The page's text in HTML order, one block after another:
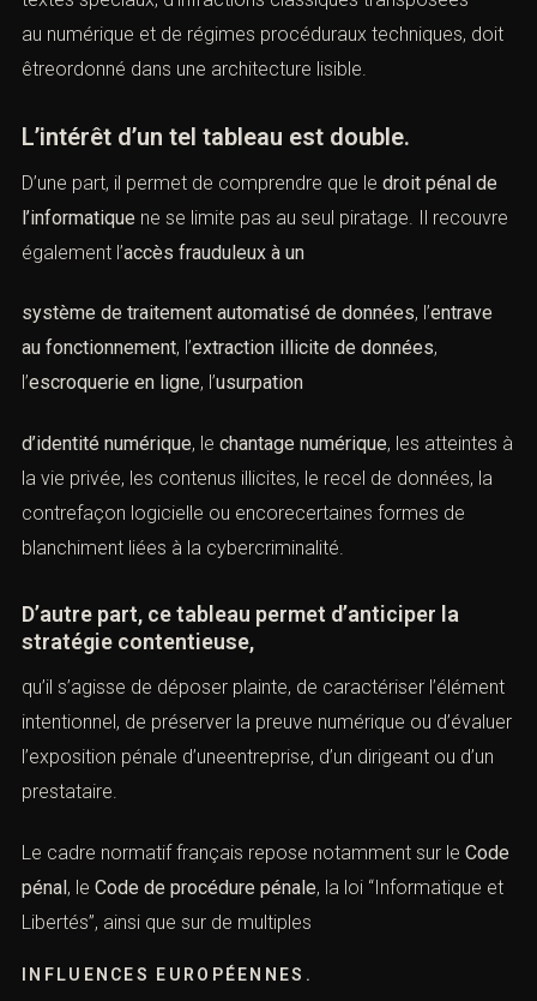
à l’idée qu’uncontentieux apparemment éclaté,
composé de textes spéciaux, d’infractions classiques
techniques, doit êtreordonné dans une architecture
L’intérêt d’un tel tableau est double.
l’informatiquene se limite pas au seul piratage. Il
recouvre également l’accès frauduleux à un
au fonctionnement, l’ extraction illicite de données,
l’escroquerie en ligne, l’usurpation
d’identité numérique chantage numérique
la contrefaçon logicielle ou encorecertaines formes de
blanchiment liées à la cybercriminalité.
D’autre part, ce tableau permet d’anticiper la
stratégie contentieuse,
qu’il s’agisse de déposer plainte, de caractériser
ou d’évaluer l’exposition pénale d’uneentreprise, d’un
dirigeant ou d’un prestataire.
Code pénal, leCode de procédure pénale